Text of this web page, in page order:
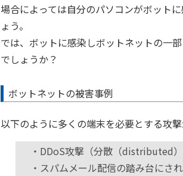
場合によっては自分のパソコンがボット
ょう。
では、ボットに感染しボットネットの一
でしょうか？
ボットネットの被害事例
以下のように多くの端末を必要とする攻撃
・DDoS攻撃（分散（distributed
・スパムメール配信の踏み台にさ